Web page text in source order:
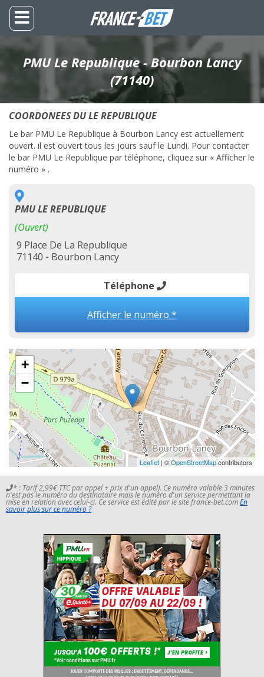
PMU Le Republique - Bourbon Lancy
(71140)
COORDONEES DU LE REPUBLIQUE
Le bar PMU Le Republique à Bourbon Lancy est actuellement
ouvert. il est ouvert tous les jours sauf le Lundi. Pour contacter
le bar PMU Le Republique par téléphone, cliquez sur « Afficher le
numéro » .
PMU LE REPUBLIQUE
(Ouvert)
9 Place De La Republique
71140 - Bourbon Lancy
Téléphone
Afficher le numéro *
+
−
Leaflet | ©OpenStreetMapcontributors
* : Tarif 2,99€ TTC par appel + prix d'un appel). Ce numéro valable 3 minutes
n'est pas le numéro du destinataire mais le numéro d'un service permettant la
mise en relation avec celui-ci. Ce service est édité par le site france-bet.comEn
savoir plus sur ce numéro ?